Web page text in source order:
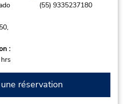
(55) 9335237180
:
réservation